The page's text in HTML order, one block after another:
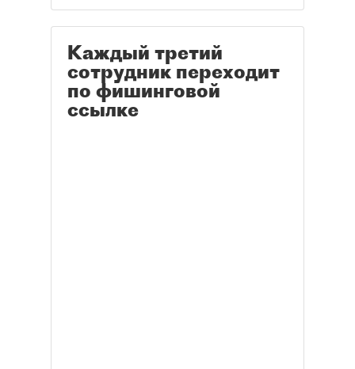
Каждый третий
сотрудник переходит
по фишинговой
ссылке